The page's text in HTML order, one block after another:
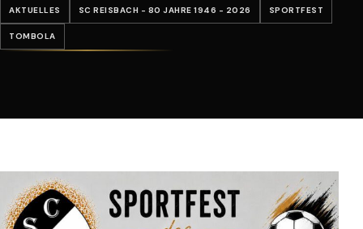
AKTUELLES SC REISBACH - 80 JAHRE 1946 - 2026 SPORTFEST
TOMBOLA